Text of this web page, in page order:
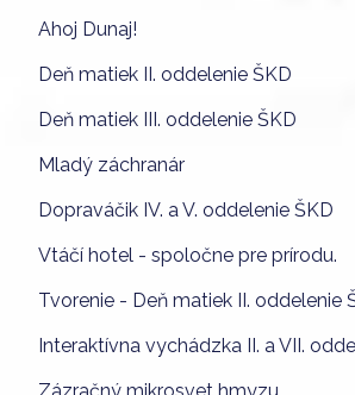
Ahoj Dunaj!
Deň matiek II. oddelenie ŠKD
Deň matiek III. oddelenie ŠKD
Mladý záchranár
Dopraváčik IV. a V. oddelenie ŠKD
Vtáčí hotel - spoločne pre prírodu.
Tvorenie - Deň matiek II. oddelenie
Interaktívna vychádzka II. a VII.